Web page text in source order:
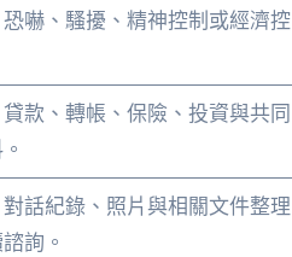
嚇、騷擾、精神控制或經濟控
款、轉帳、保險、投資與共同
話紀錄、照片與相關文件整理
詢。